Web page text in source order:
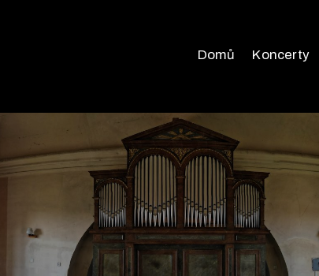
Domů Koncerty